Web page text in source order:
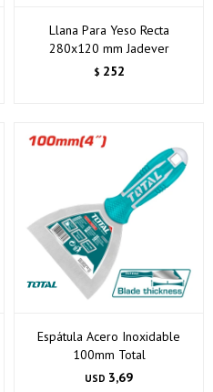
Llana Para Yeso Recta
280x120 mm Jadever
$ 252
Espátula Acero Inoxidable
100mm Total
USD 3,69